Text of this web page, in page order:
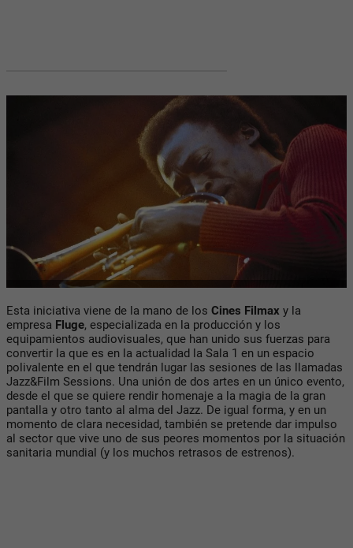
Esta iniciativa viene de la mano de los Cines Filmax y la
empresa Fluge, especializada en la producción y los
equipamientos audiovisuales, que han unido sus fuerzas para
convertir la que es en la actualidad la Sala 1 en un espacio
polivalente en el que tendrán lugar las sesiones de las llamadas
Jazz&Film Sessions. Una unión de dos artes en un único evento,
desde el que se quiere rendir homenaje a la magia de la gran
pantalla y otro tanto al alma del Jazz. De igual forma, y en un
momento de clara necesidad, también se pretende dar impulso
al sector que vive uno de sus peores momentos por la situación
sanitaria mundial (y los muchos retrasos de estrenos).